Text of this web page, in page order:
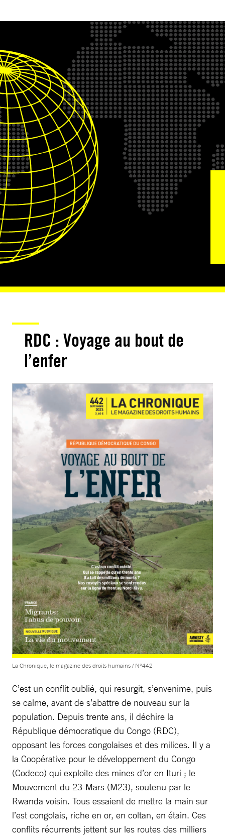
RDC : Voyage au bout de
l’enfer
La Chronique, le magazine des droits humains / N°442
C’est un conflit oublié, qui resurgit, s’envenime, puis
se calme, avant de s’abattre de nouveau sur la
population. Depuis trente ans, il déchire la
République démocratique du Congo (RDC),
opposant les forces congolaises et des milices. Il y a
la Coopérative pour le développement du Congo
(Codeco) qui exploite des mines d’or en Ituri ; le
Mouvement du 23-Mars (M23), soutenu par le
Rwanda voisin. Tous essaient de mettre la main sur
l’est congolais, riche en or, en coltan, en étain. Ces
conflits récurrents jettent sur les routes des milliers